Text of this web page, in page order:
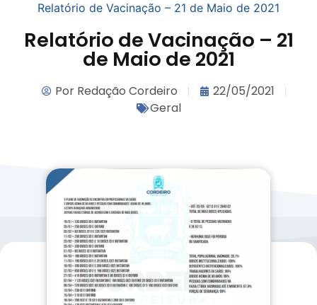
Relatório de Vacinação – 21 de Maio de 2021
Relatório de Vacinação – 21
de Maio de 2021
Por Redação Cordeiro
22/05/2021
Geral